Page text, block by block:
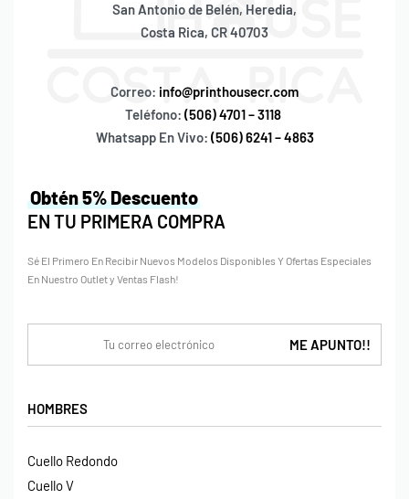
San Antonio de Belén, Heredia,
Costa Rica, CR 40703
Correo: info@printhousecr.com
Teléfono: (506) 4701 – 3118
Whatsapp En Vivo: (506) 6241 – 4863
HOMBRES
Cuello Redondo
Cuello V
Obtén 5% Descuento
EN TU PRIMERA COMPRA
Sé El Primero En Recibir Nuevos Modelos Disponibles Y Ofertas Especiales
En Nuestro Outlet y Ventas Flash!